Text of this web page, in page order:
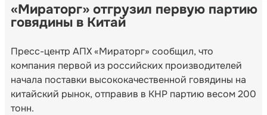
«Мираторг» отгрузил первую партию
говядины в Китай
Пресс-центр АПХ «Мираторг» сообщил, что
компания первой из российских производителей
начала поставки высококачественной говядины на
китайский рынок, отправив в КНР партию весом 200
тонн.